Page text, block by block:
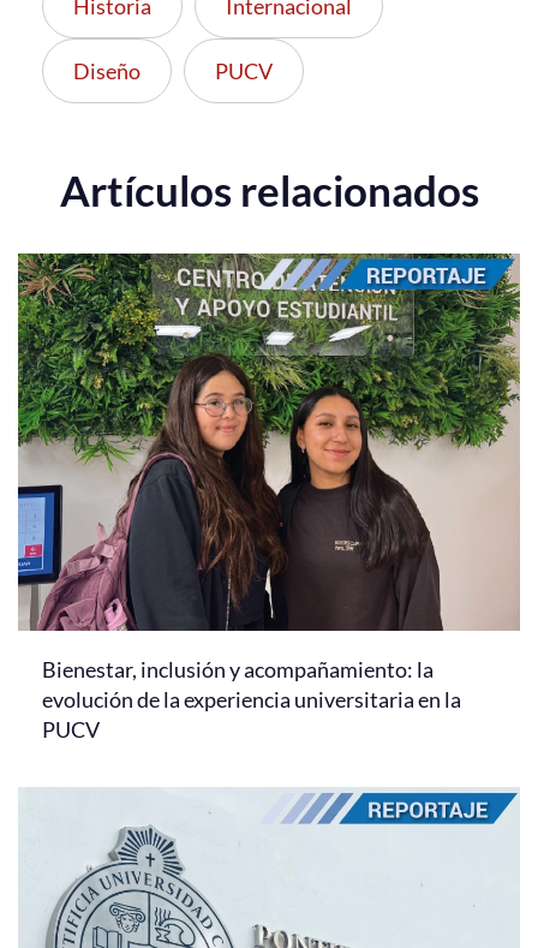
Historia Internacional
Diseño PUCV
Artículos relacionados
Bienestar, inclusión y acompañamiento: la
evolución de la experiencia universitaria en la
PUCV